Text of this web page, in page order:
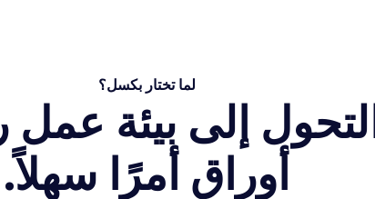
لما تختار بكسل؟
إلى بيئة عمل
أوراق أمرًا سهلاً.